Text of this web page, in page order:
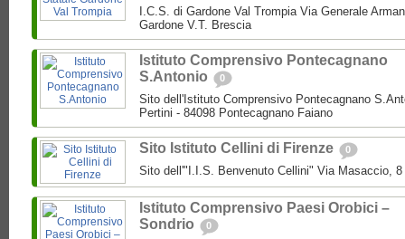
I.C.S. di Gardone Val Trompia Via Generale
Gardone V.T. Brescia
Istituto Comprensivo Pontecagnano
S.Antonio
0
Sito dell'Istituto Comprensivo Pontecagnano
Pertini - 84098 Pontecagnano Faiano
Sito Istituto Cellini di Firenze 0
Sito dell'"I.I.S. Benvenuto Cellini" Via Masaccio, 8
Istituto Comprensivo Paesi Orobici –
Sondrio
0